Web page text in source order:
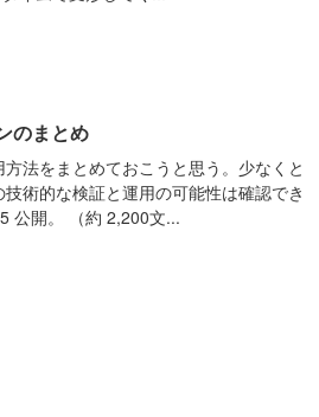
のまとめ
法をまとめておこうと思う。少なくと
術的な検証と運用の可能性は確認でき
公開。 （約 2,200文...